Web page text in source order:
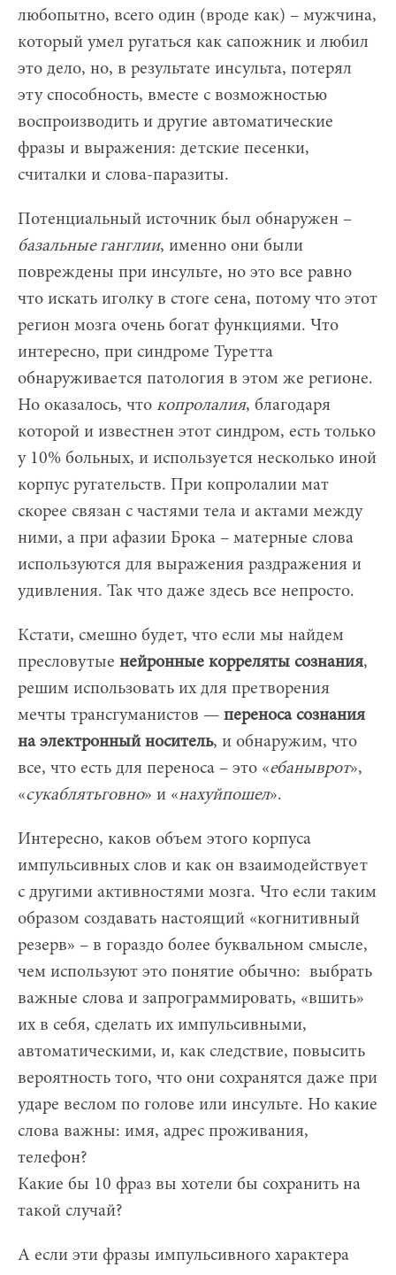
любопытно, всего один (вроде как) – мужчина,
который умел ругаться как сапожник и любил
это дело, но, в результате инсульта, потерял
эту способность, вместе с возможностью
воспроизводить и другие автоматические
фразы и выражения: детские песенки,
считалки и слова-паразиты.
Потенциальный источник был обнаружен –
базальные ганглии, именно они были
повреждены при инсульте, но это все равно
что искать иголку в стоге сена, потому что этот
регион мозга очень богат функциями. Что
интересно, при синдроме Туретта
обнаруживается патология в этом же регионе.
Но оказалось, что копролалия, благодаря
которой и известнен этот синдром, есть только
у 10% больных, и используется несколько иной
корпус ругательств. При копролалии мат
скорее связан с частями тела и актами между
ними, а при афазии Брока – матерные слова
используются для выражения раздражения и
удивления. Так что даже здесь все непросто.
Кстати, смешно будет, что если мы найдем
пресловутые нейронные корреляты сознания,
решим использовать их для претворения
мечты трансгуманистов — переноса сознания
на электронный носитель, и обнаружим, что
все, что есть для переноса – это «ебаныврот»,
«сукаблятьговно» и «нахуйпошел».
Интересно, каков объем этого корпуса
импульсивных слов и как он взаимодействует
с другими активностями мозга. Что если таким
образом создавать настоящий «когнитивный
резерв» – в гораздо более буквальном смысле,
чем используют это понятие обычно: выбрать
важные слова и запрограммировать, «вшить»
их в себя, сделать их импульсивными,
автоматическими, и, как следствие, повысить
вероятность того, что они сохранятся даже при
ударе веслом по голове или инсульте. Но какие
слова важны: имя, адрес проживания,
телефон?
Какие бы 10 фраз вы хотели бы сохранить на
такой случай?
А если эти фразы импульсивного характера